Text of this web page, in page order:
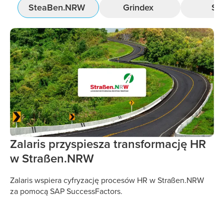
SteaBen.NRW Grindex
Zalaris przyspiesza transformację HR
w Straßen.NRW
Zalaris wspiera cyfryzację procesów HR w Straßen.NRW
za pomocą SAP SuccessFactors.